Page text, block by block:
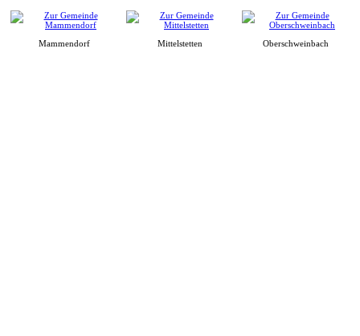
Mammendorf Mittelstetten Oberschweinbach